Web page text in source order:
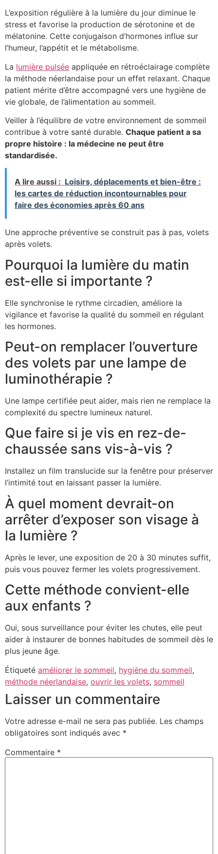
L’exposition régulière à la lumière du jour diminue le
stress et favorise la production de sérotonine et de
mélatonine. Cette conjugaison d’hormones influe sur
l’humeur, l’appétit et le métabolisme.
La lumière pulsée appliquée en rétroéclairage complète
la méthode néerlandaise pour un effet relaxant. Chaque
patient mérite d’être accompagné vers une hygiène de
vie globale, de l’alimentation au sommeil.
Veiller à l’équilibre de votre environnement de sommeil
contribue à votre santé durable. Chaque patient a sa
propre histoire : la médecine ne peut être
standardisée.
A lire aussi : Loisirs, déplacements et bien-être :
les cartes de réduction incontournables pour
faire des économies après 60 ans
Une approche préventive se construit pas à pas, volets
après volets.
Pourquoi la lumière du matin
est-elle si importante ?
Elle synchronise le rythme circadien, améliore la
vigilance et favorise la qualité du sommeil en régulant
les hormones.
Peut-on remplacer l’ouverture
des volets par une lampe de
luminothérapie ?
Une lampe certifiée peut aider, mais rien ne remplace la
complexité du spectre lumineux naturel.
Que faire si je vis en rez-de-
chaussée sans vis-à-vis ?
Installez un film translucide sur la fenêtre pour préserver
l’intimité tout en laissant passer la lumière.
À quel moment devrait-on
arrêter d’exposer son visage à
la lumière ?
Après le lever, une exposition de 20 à 30 minutes suffit,
puis vous pouvez fermer les volets progressivement.
Cette méthode convient-elle
aux enfants ?
Oui, sous surveillance pour éviter les chutes, elle peut
aider à instaurer de bonnes habitudes de sommeil dès le
plus jeune âge.
Étiqueté améliorer le sommeil, hygiène du sommeil,
méthode néerlandaise, ouvrir les volets, sommeil
Laisser un commentaire
Votre adresse e-mail ne sera pas publiée. Les champs
obligatoires sont indiqués avec *
Commentaire *